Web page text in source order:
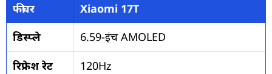
फीचर
Xiaomi 17T
डिस्प्ले
6.59-इंच AMOLED
रिफ्रेश रेट
120Hz